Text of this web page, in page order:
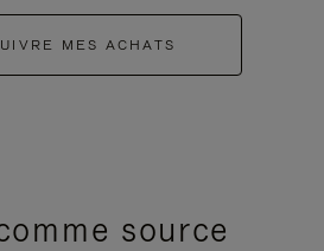
MES ACHATS
source